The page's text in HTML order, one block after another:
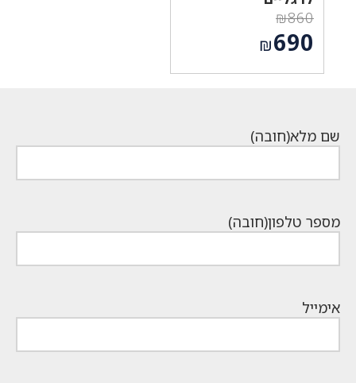
₪860
המחיר
המקורי
היה:
₪690
שם מלא(חובה)
מספר טלפון(חובה)
אימייל